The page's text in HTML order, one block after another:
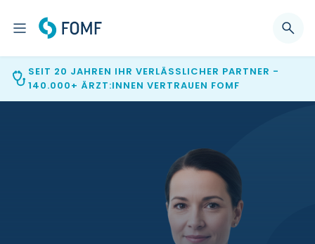
SEIT 20 JAHREN IHR VERLÄSSLICHER PARTNER -
140.000+ ÄRZT:INNEN VERTRAUEN FOMF